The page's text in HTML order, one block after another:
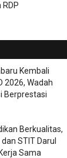
Kembali
2026, Wadah
Berprestasi
Berkualitas,
STIT Darul
Sama